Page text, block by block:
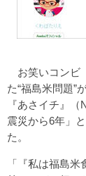
お笑いコンビ
た“福島米問題”
『あさイチ』
震災から6年」
た。
「『私は福島